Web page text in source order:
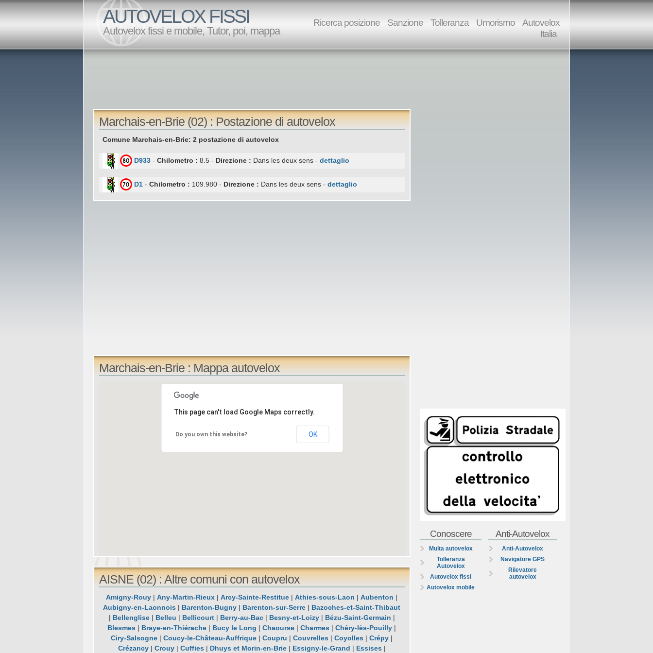
AUTOVELOX FISSI
Autovelox fissi e mobile, Tutor, poi, mappa
Ricerca posizione Sanzione Tolleranza Umorismo
Autovelox
Italia
Marchais-en-Brie (02) : Postazione di autovelox
Comune Marchais-en-Brie: 2 postazione di autovelox
D933 - Chilometro : 8.5 - Direzione : Dans les deux sens - dettaglio
D1 - Chilometro : 109.980 - Direzione : Dans les deux sens - dettaglio
Marchais-en-Brie : Mappa autovelox
This page can't load Google Maps correctly.
Do you own this website? OK
AISNE (02) : Altre comuni con autovelox
Amigny-Rouy |Any-Martin-Rieux |Arcy-Sainte-Restitue |Athies-sous-Laon |Aubenton |
Aubigny-en-Laonnois | Barenton-Bugny | Barenton-sur-Serre | Bazoches-et-Saint-Thibaut
| Bellenglise| Belleu | Bellicourt| Berry-au-Bac| Besny-et-Loizy| Bézu-Saint-Germain |
Blesmes | Braye-en-Thiérache | Bucy le Long |Chaourse |Charmes |Chéry-lès-Pouilly |
Ciry-Salsogne |Coucy-le-Château-Auffrique |Coupru |Couvrelles |Coyolles |Crépy |
Crézancy| Crouy| Cuffies | Dhuys et Morin-en-Brie| Essigny-le-Grand | Essises |
Conoscere
Multa autovelox
Tolleranza
Autovelox
Autovelox fissi
Autovelox mobile
Anti-Autovelox
Anti-Autovelox
Navigatore GPS
Rilevatore
autovelox